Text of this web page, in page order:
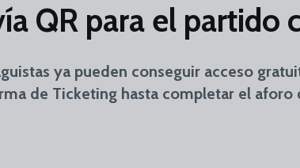
QR para el partido
ya pueden conseguir acceso
de Ticketing hasta completar el